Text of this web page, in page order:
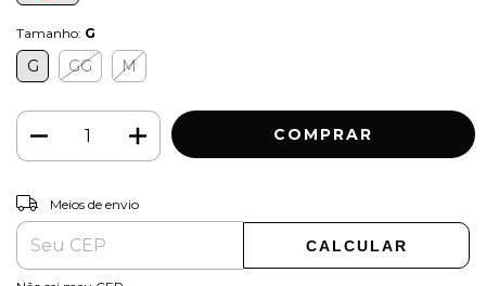
Tamanho: G
G GG M
Entregas para o CEP:
Meios de envio
CALCULAR